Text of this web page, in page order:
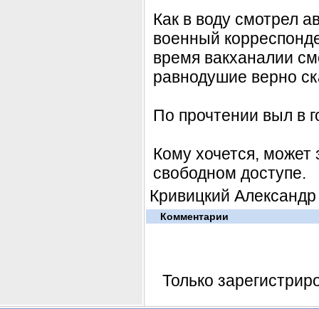
Как в воду смотрел
военный
время вакханалии
равнодушие верно
По прочтении выл в
Кому хочется, может
свободном доступе.
Кривицкий
Комментарии
Только